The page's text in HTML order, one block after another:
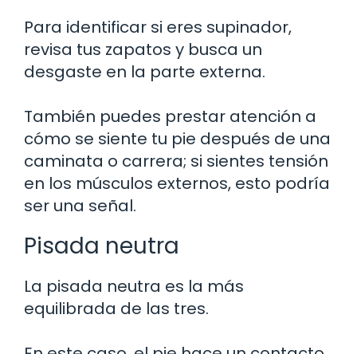
Para identificar si eres supinador,
revisa tus zapatos y busca un
desgaste en la parte externa.
También puedes prestar atención a
cómo se siente tu pie después de una
caminata o carrera; si sientes tensión
en los músculos externos, esto podría
ser una señal.
Pisada neutra
La pisada neutra es la más
equilibrada de las tres.